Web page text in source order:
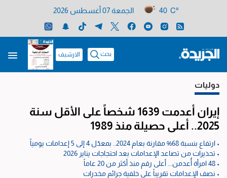
40 C° الجمعة 07 أغسطس 2026
بحث الارشيف
دوليات
إيران أعدمت 1639 شخصاً على الأقل سنة
2025.. أعلى حصيلة منذ 1989
• ارتفاع بنسبة 68% مقارنة بعام 2024.. بمعدّل 4 إلى 5 إعدامات يومياً
• تحذيرات من تصاعد الإعدامات بعد احتجاجات يناير 2026
• 48 امرأة أُعدمن... أعلى رقم منذ أكثر من 20 عاماً
• نصف الإعدامات تقريباً على خلفية جرائم مخدرات